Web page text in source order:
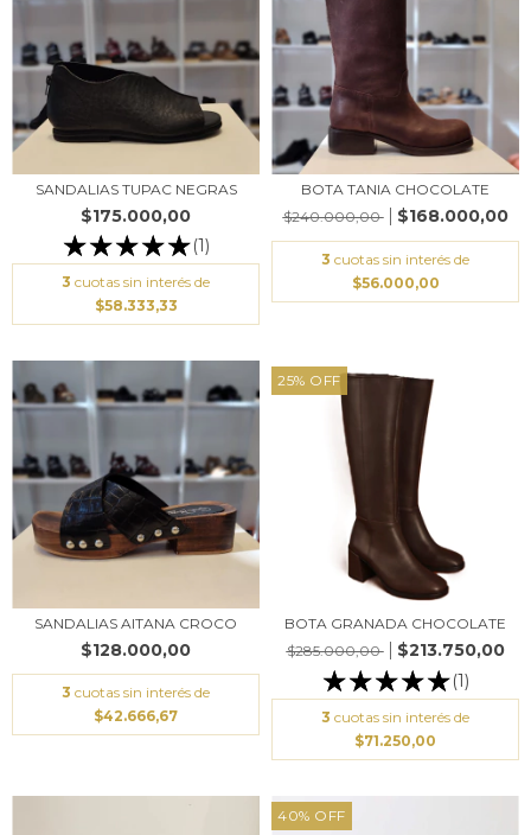
SANDALIAS TUPAC NEGRAS
$175.000,00
(1)
3 cuotas sin interés de
$58.333,33
BOTA TANIA CHOCOLATE
$240.000,00
$168.000,00
3 cuotas sin interés de
$56.000,00
SANDALIAS AITANA CROCO
$128.000,00
3 cuotas sin interés de
$42.666,67
25% OFF
BOTA GRANADA CHOCOLATE
$285.000,00
$213.750,00
(1)
3 cuotas sin interés de
$71.250,00
40% OFF